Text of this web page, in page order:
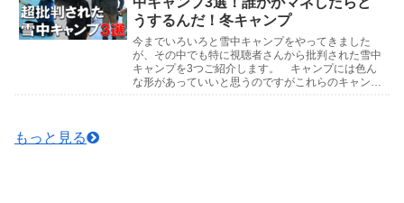
うするんだ！冬キャンプ
今までいろいろと雪中キャンプをやってきました
が、その中でも特に視聴者さんから批判された雪中
キャンプを3つご紹介します。 キャンプには色ん
な形があっていいと思うのですがこれらのキャンプ
もっと見る